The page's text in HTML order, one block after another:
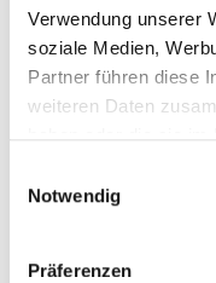
Verwendung unserer
soziale Medien,
Partner führen diese
weiteren Daten
Notwendig
Präferenzen